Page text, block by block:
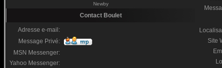
Newby
Site
Contact Boulet
Adresse e-mail:
Message Privé:
MSN Messenger:
Yahoo Messenger: